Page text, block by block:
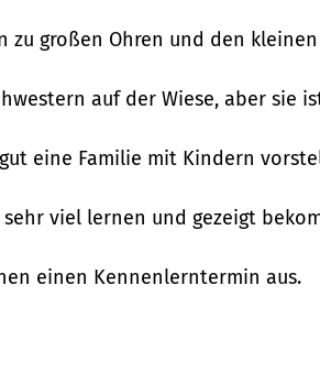
zu großen Ohren und den
auf der Wiese, aber sie
eine Familie mit Kindern
viel lernen und gezeigt
einen Kennenlerntermin aus.